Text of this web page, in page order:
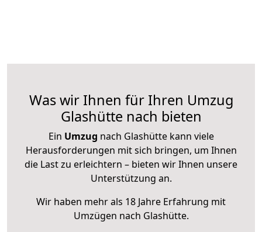
Was wir Ihnen für Ihren Umzug
Glashütte nach bieten
Ein Umzug nach Glashütte kann viele
Herausforderungen mit sich bringen, um Ihnen
die Last zu erleichtern – bieten wir Ihnen unsere
Unterstützung an.
Wir haben mehr als 18 Jahre Erfahrung mit
Umzügen nach Glashütte.